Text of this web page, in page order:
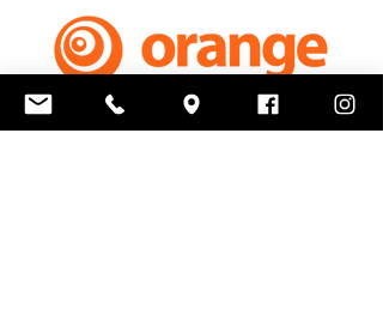
Recieve Texts from Freedom Kids